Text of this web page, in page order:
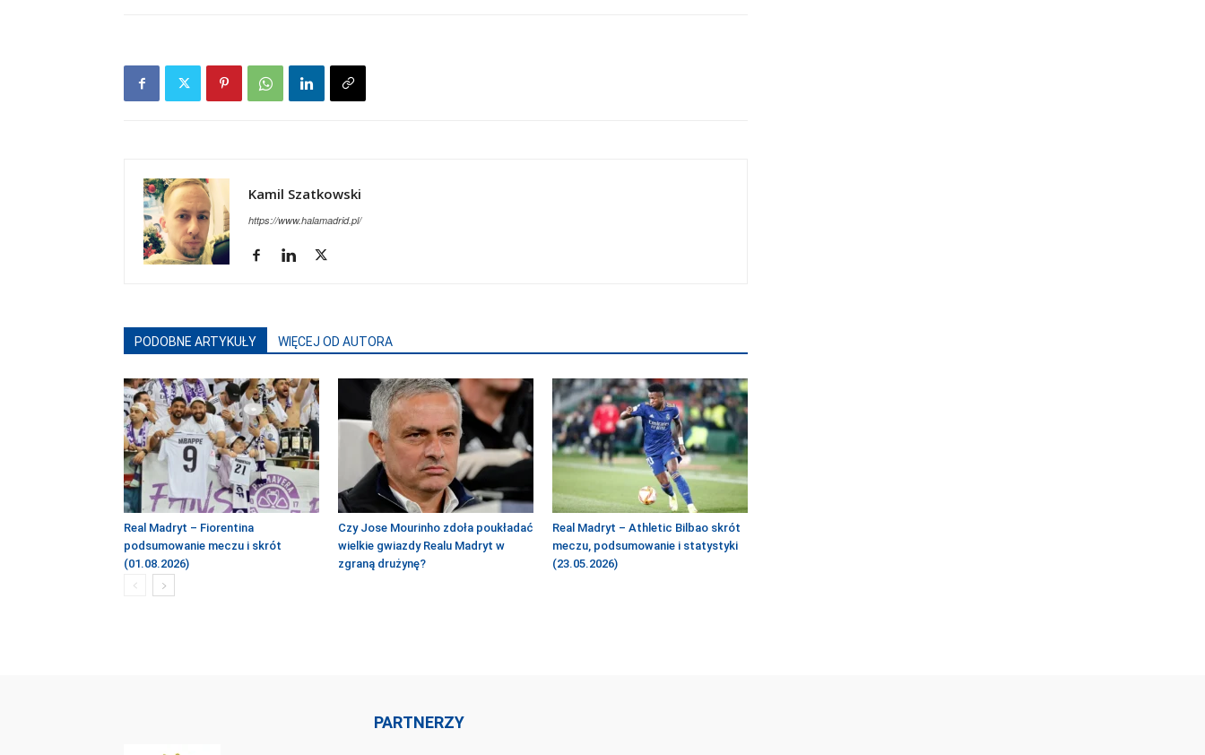
Kamil Szatkowski
https://www.halamadrid.pl/
PODOBNE ARTYKUŁY WIĘCEJ OD AUTORA
Real Madryt – Fiorentina
podsumowanie meczu i skrót
(01.08.2026)
Czy Jose Mourinho zdoła poukładać
wielkie gwiazdy Realu Madryt w
zgraną drużynę?
Real Madryt – Athletic Bilbao skrót
meczu, podsumowanie i statystyki
(23.05.2026)
PARTNERZY